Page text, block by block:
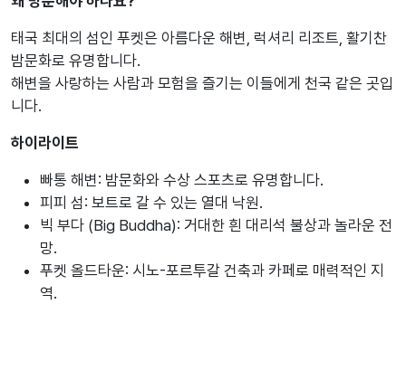
태국 최대의 섬인 푸켓은 아름다운 해변, 럭셔리 리조트, 활기찬
밤문화로 유명합니다.
해변을 사랑하는 사람과 모험을 즐기는 이들에게 천국 같은 곳입
니다.
하이라이트
빠통 해변: 밤문화와 수상 스포츠로 유명합니다.
피피 섬: 보트로 갈 수 있는 열대 낙원.
빅 부다 (Big Buddha): 거대한 흰 대리석 불상과 놀라운 전
망.
푸켓 올드타운: 시노-포르투갈 건축과 카페로 매력적인 지
역.